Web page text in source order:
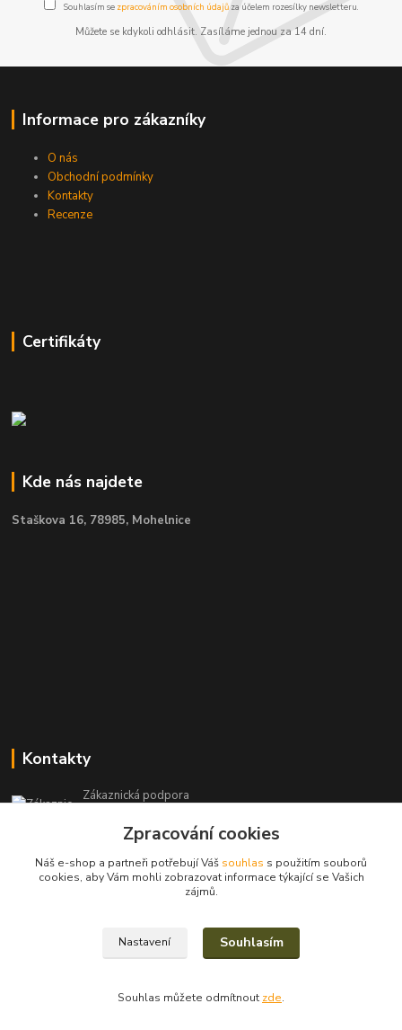
Souhlasím se zpracováním osobních údajůza účelem rozesílky newsletteru.
Můžete se kdykoli odhlásit. Zasíláme jednou za 14 dní.
Informace pro zákazníky
O nás
Obchodní podmínky
Kontakty
Recenze
Certifikáty
Kde nás najdete
Staškova 16, 78985, Mohelnice
Kontakty
Zákaznická podpora
(Po-Pá, 8-15 hod.)
filcshop@seznam.cz
2023/2025© Eva Nevrlá
Zpracování cookies
Náš e-shop a partneři potřebují Váš souhlas s použitím souborů
cookies, aby Vám mohli zobrazovat informace týkající se Vašich
zájmů.
Nastavení Souhlasím
Souhlas můžete odmítnout zde.